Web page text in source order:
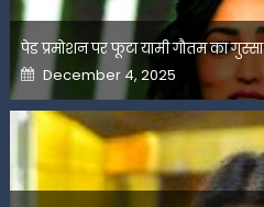
पेड प्रमोशन पर फूटा यामी गौतम का गुस्सा
Posted
on
December 4, 2025